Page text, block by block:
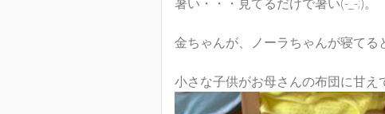
金ちゃんが、ノーラちゃんが寝てる
小さな子供がお母さんの布団に甘え